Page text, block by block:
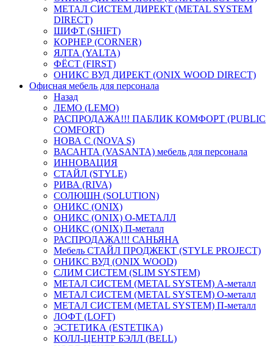
МЕТАЛ СИСТЕМ ДИРЕКТ (METAL SYSTEM
DIRECT)
ШИФТ (SHIFT)
КОРНЕР (CORNER)
ЯЛТА (YALTA)
ФЁСТ (FIRST)
ОНИКС ВУД ДИРЕКТ (ONIX WOOD DIRECT)
Офисная мебель для персонала
Назад
ЛЕМО (LEMO)
РАСПРОДАЖА!!! ПАБЛИК КОМФОРТ (PUBLIC
COMFORT)
НОВА С (NOVA S)
ВАСАНТА (VASANTA) мебель для персонала
ИННОВАЦИЯ
СТАЙЛ (STYLE)
РИВА (RIVA)
СОЛЮШН (SOLUTION)
ОНИКС (ONIX)
ОНИКС (ONIX) O-МЕТАЛЛ
ОНИКС (ONIX) П-металл
РАСПРОДАЖА!!! САНЬЯНА
Мебель СТАЙЛ ПРОДЖЕКТ (STYLE PROJECT)
ОНИКС ВУД (ONIX WOOD)
СЛИМ СИСТЕМ (SLIM SYSTEM)
МЕТАЛ СИСТЕМ (METAL SYSTEM) А-металл
МЕТАЛ СИСТЕМ (METAL SYSTEM) О-металл
МЕТАЛ СИСТЕМ (METAL SYSTEM) П-металл
ЛОФТ (LOFT)
ЭСТЕТИКА (ESTETIKA)
КОЛЛ-ЦЕНТР БЭЛЛ (BELL)